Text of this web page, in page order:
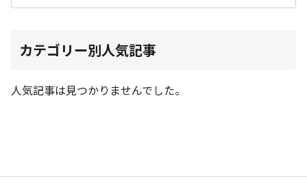
カテゴリー別人気記事
人気記事は見つかりませんでした。